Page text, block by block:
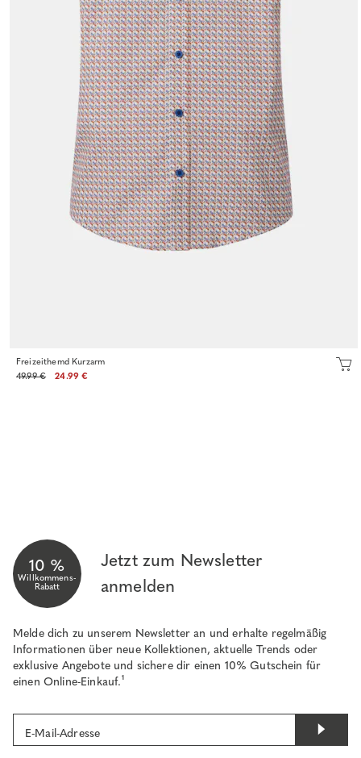
Freizeithemd Kurzarm
49.99 €
24.99 €
10 %
Willkommens-
Rabatt
Jetzt zum Newsletter
anmelden
Melde dich zu unserem Newsletter an und erhalte regelmäßig
Informationen über neue Kollektionen, aktuelle Trends oder
exklusive Angebote und sichere dir einen 10% Gutschein für
einen Online-Einkauf.¹
E-Mail-Adresse